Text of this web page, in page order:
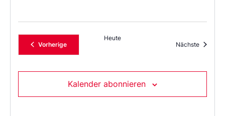
VorherigeVeranstaltungen
Heute
Nächste
Kalender abonnieren